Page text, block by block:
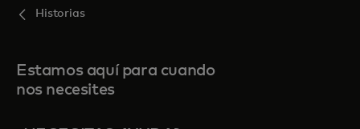
Historias
Estamos aquí para cuando
nos necesites